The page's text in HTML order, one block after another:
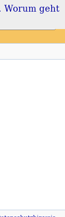
Registrieren
Worum geht